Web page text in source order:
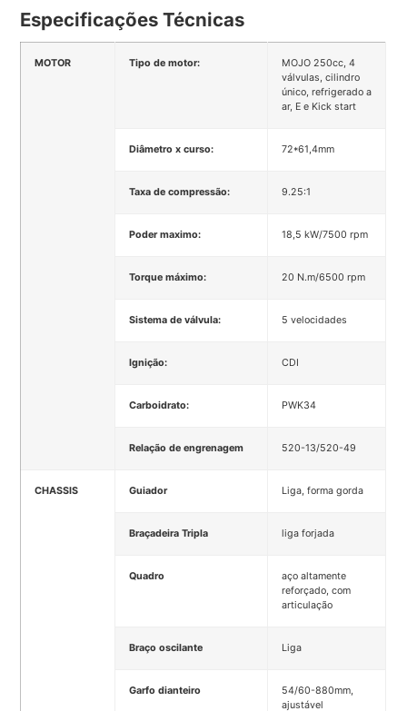
Especificações Técnicas
MOTOR Tipo de motor:
MOJO 250cc, 4
válvulas, cilindro
único, refrigerado a
ar, E e Kick start
Diâmetro x curso: 72*61,4mm
Taxa de compressão: 9.25:1
Poder maximo: 18,5 kW/7500 rpm
Torque máximo: 20 N.m/6500 rpm
Sistema de válvula: 5 velocidades
Ignição: CDI
Carboidrato: PWK34
Relação de engrenagem 520-13/520-49
CHASSIS Guiador Liga, forma gorda
Braçadeira Tripla liga forjada
Quadro
aço altamente
reforçado, com
articulação
Braço oscilante Liga
Garfo dianteiro
54/60-880mm,
ajustável